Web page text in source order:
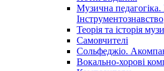
Музична
Інструментознавство
Теорія та історія
Самовчителі
Сольфеджіо.
Вокально-хорові